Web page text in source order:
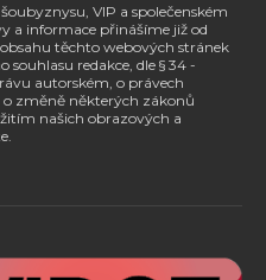
VIP a společenském
a informace přinášíme již od
těchto webových stránek
souhlasu redakce, dle § 34 -
autorském, o právech
o změně některých zákonů
našich obrazových a